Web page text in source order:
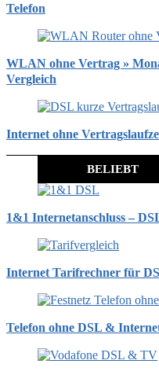
Telefon
WLAN ohne Vertrag »
Vergleich
Internet ohne
BELIEBT
1&1 Internetanschluss –
Internet Tarifrechner für
Telefon ohne DSL &